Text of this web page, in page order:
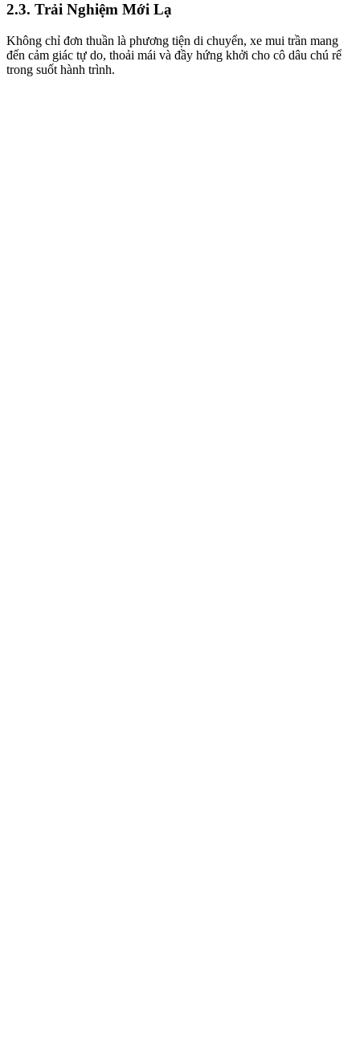
2.3. Trải Nghiệm Mới Lạ
Không chỉ đơn thuần là phương tiện di chuyển, xe mui trần mang
đến cảm giác tự do, thoải mái và đầy hứng khởi cho cô dâu chú rể
trong suốt hành trình.